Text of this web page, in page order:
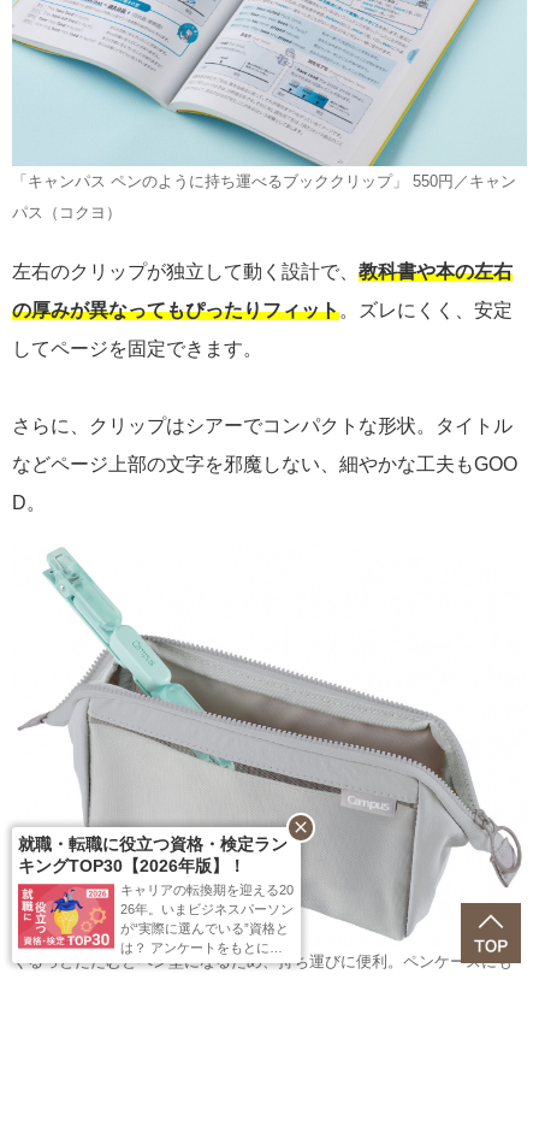
「キャンパス ペンのように持ち運べるブッククリップ」 550円／キャン
パス（コクヨ）
左右のクリップが独立して動く設計で、 教科書や本の左右
の厚みが異なってもぴったりフィット。ズレにくく、安定
してページを固定できます。
さらに、クリップはシアーでコンパクトな形状。タイトル
などページ上部の文字を邪魔しない、細やかな工夫もGOO
D。
くるっとたたむとペン型になるため、持ち運びに便利。ペンケースにも
就職・転職に役立つ資格・検定ラン
キングTOP30【2026年版】！
キャリアの転換期を迎える20
26年。いまビジネスパーソン
が“実際に選んでいる”資格と
は？ アンケートをもとに、
「就職・転職に役立つ資格」
close